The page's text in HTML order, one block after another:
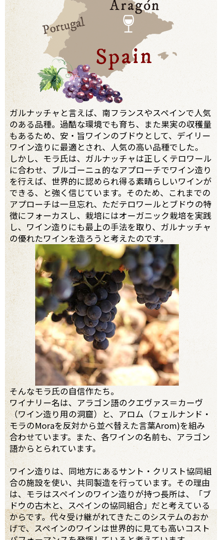
ガルナッチャと言えば、南フランスやスペインで人気
のある品種。過酷な環境でも育ち、また果実の収穫量
もあるため、安・旨ワインのブドウとして、デイリー
ワイン造りに最適とされ、人気の高い品種でした。
しかし、モラ氏は、ガルナッチャは正しくテロワール
に合わせ、ブルゴーニュ的なアプローチでワイン造り
を行えば、世界的に認められ得る素晴らしいワインが
できる、と強く信じています。そのため、これまでの
アプローチは一旦忘れ、ただテロワールとブドウの特
徴にフォーカスし、栽培にはオーガニック栽培を実践
し、ワイン造りにも最上の手法を取り、ガルナッチャ
の優れたワインを造ろうと考えたのです。
そんなモラ氏の自信作たち。
ワイナリー名は、アラゴン語のクエヴァス＝カーヴ
（ワイン造り用の洞窟）と、アロム（フェルナンド・
モラのMoraを反対から並べ替えた言葉Arom)を組み
合わせています。また、各ワインの名前も、アラゴン
語からとられています。
ワイン造りは、同地方にあるサント・クリスト協同組
合の施設を使い、共同製造を行っています。その理由
は、モラはスペインのワイン造りが持つ長所は、「ブ
ドウの古木と、スペインの協同組合」だと考えている
からです。代々受け継がれてきたこのシステムのおか
げで、スペインのワインは世界的に見ても高いコスト